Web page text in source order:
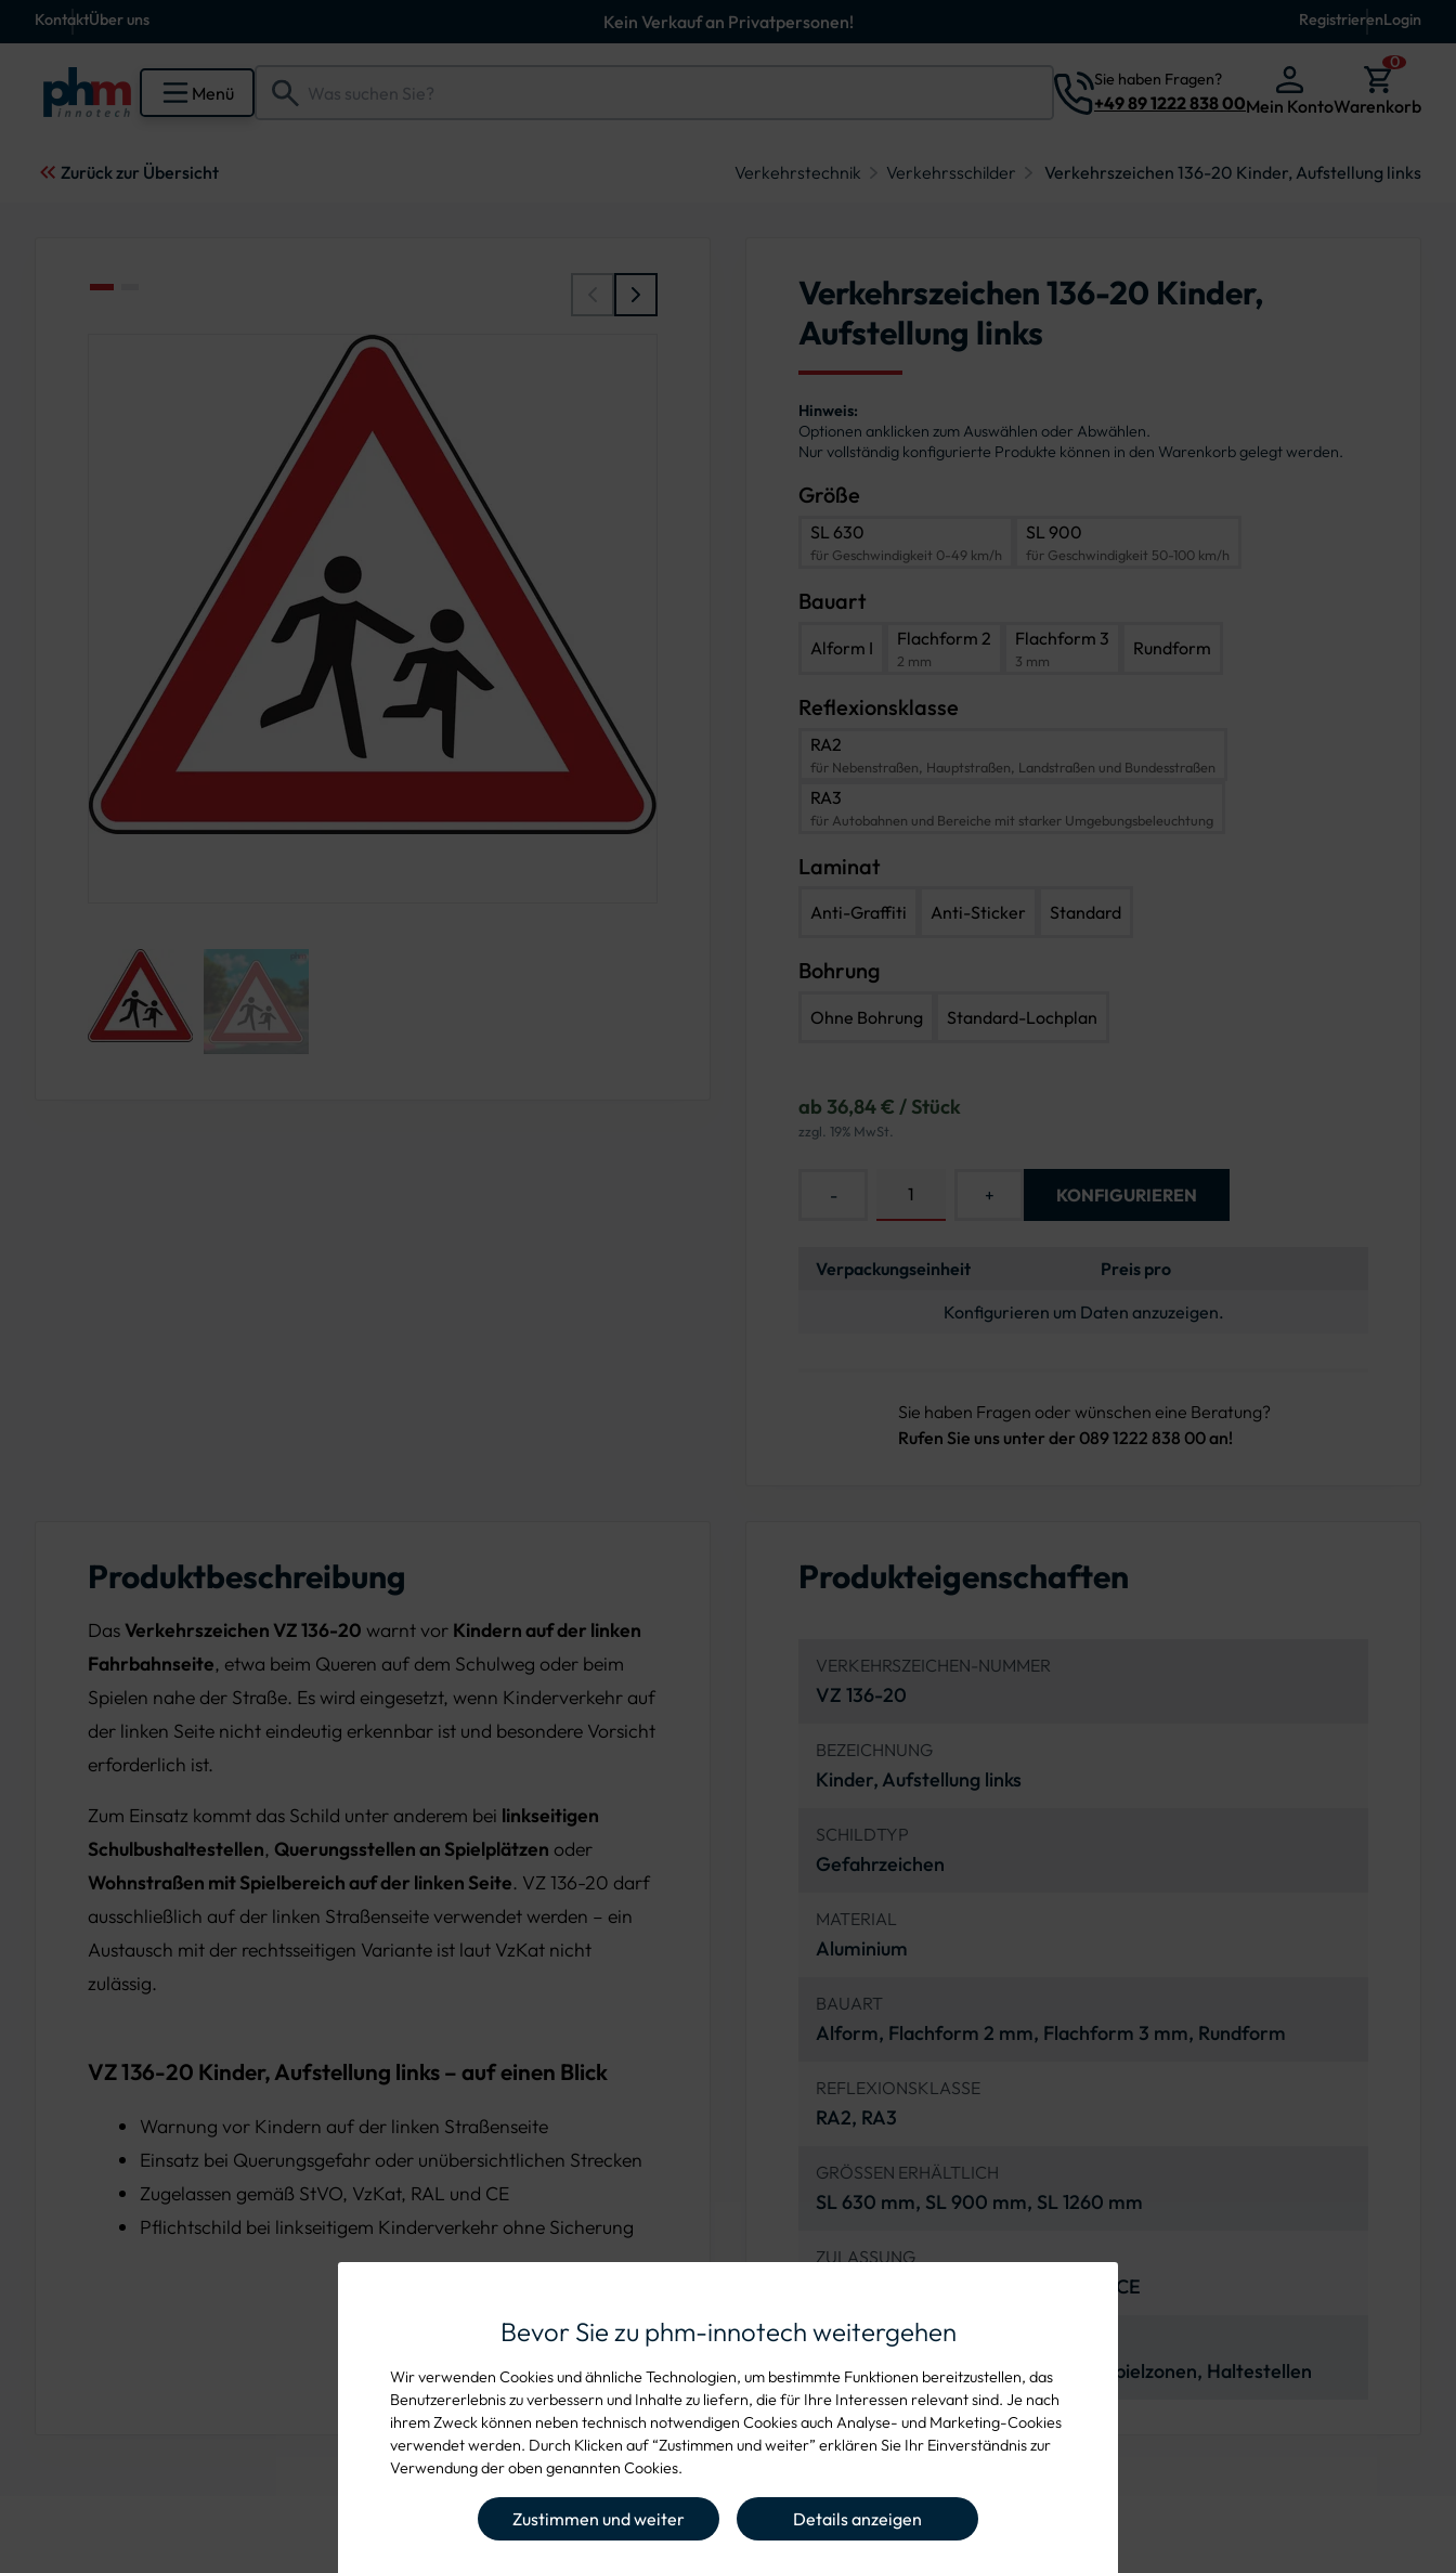
KontaktÜber uns Kein Verkauf an Privatpersonen! RegistrierenLogin
Menü
Sie haben Fragen?
+49 89 1222 838 00Mein Konto
0
Warenkorb
Zurück zur Übersicht Verkehrstechnik Verkehrsschilder Verkehrszeichen 136-20 Kinder, Aufstellung links
Bevor Sie zu phm-innotech weitergehen
Wir verwenden Cookies und ähnliche Technologien, um bestimmte Funktionen bereitzustellen, das
Benutzererlebnis zu verbessern und Inhalte zu liefern, die für Ihre Interessen relevant sind. Je nach
ihrem Zweck können neben technisch notwendigen Cookies auch Analyse- und Marketing-Cookies
verwendet werden. Durch Klicken auf “Zustimmen und weiter” erklären Sie Ihr Einverständnis zur
Verwendung der oben genannten Cookies.
Zustimmen und weiter Details anzeigen
Verkehrszeichen 136-20 Kinder,
Aufstellung links
Hinweis:
Optionen anklicken zum Auswählen oder Abwählen.
Nur vollständig konfigurierte Produkte können in den Warenkorb gelegt werden.
Größe
SL 630
für Geschwindigkeit 0-49 km/h
SL 900
für Geschwindigkeit 50-100 km/h
Bauart
Alform I Flachform 2
2 mm
Flachform 3
3 mm
Rundform
Reflexionsklasse
RA2
für Nebenstraßen, Hauptstraßen, Landstraßen und Bundesstraßen
RA3
für Autobahnen und Bereiche mit starker Umgebungsbeleuchtung
Laminat
Anti-Graffiti Anti-Sticker Standard
Bohrung
Ohne Bohrung Standard-Lochplan
ab 36,84 € / Stück
zzgl. 19% MwSt.
- + KONFIGURIEREN
Verpackungseinheit
Preis pro
Konfigurieren um Daten anzuzeigen.
Sie haben Fragen oder wünschen eine Beratung?
Rufen Sie uns unter der 089 1222 838 00 an!
Produktbeschreibung
Das Verkehrszeichen VZ 136-20 warnt vor Kindern auf der linken
Fahrbahnseite, etwa beim Queren auf dem Schulweg oder beim
Spielen nahe der Straße. Es wird eingesetzt, wenn Kinderverkehr auf
der linken Seite nicht eindeutig erkennbar ist und besondere Vorsicht
erforderlich ist.
Zum Einsatz kommt das Schild unter anderem bei linkseitigen
Schulbushaltestellen, Querungsstellen an Spielplätzen oder
Wohnstraßen mit Spielbereich auf der linken Seite. VZ 136-20 darf
ausschließlich auf der linken Straßenseite verwendet werden – ein
Austausch mit der rechtsseitigen Variante ist laut VzKat nicht
zulässig.
VZ 136-20 Kinder, Aufstellung links – auf einen Blick
Warnung vor Kindern auf der linken Straßenseite
Einsatz bei Querungsgefahr oder unübersichtlichen Strecken
Zugelassen gemäß StVO, VzKat, RAL und CE
Pflichtschild bei linkseitigem Kinderverkehr ohne Sicherung
Produkteigenschaften
VERKEHRSZEICHEN-NUMMER
VZ 136-20
BEZEICHNUNG
Kinder, Aufstellung links
SCHILDTYP
Gefahrzeichen
MATERIAL
Aluminium
BAUART
Alform, Flachform 2 mm, Flachform 3 mm, Rundform
REFLEXIONSKLASSE
RA2, RA3
GRÖSSEN ERHÄLTLICH
SL 630 mm, SL 900 mm, SL 1260 mm
ZULASSUNG
StVO-konform, inkl. VzKat / RAL / CE
ANWENDUNGSBEREICH
Linke Fahrbahnseite bei Schulen, Spielzonen, Haltestellen